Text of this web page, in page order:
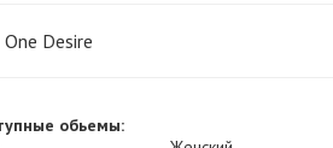
Desire
обьемы: